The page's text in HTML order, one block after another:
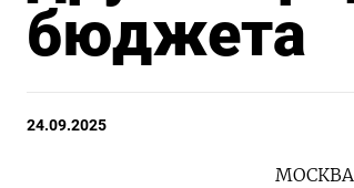
бюджета
24.09.2025